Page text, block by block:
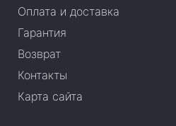
Оплата и доставка
Гарантия
Возврат
Контакты
Карта сайта